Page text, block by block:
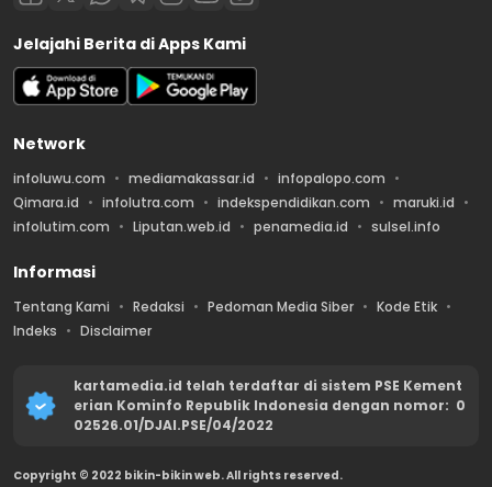
Jelajahi Berita di Apps Kami
Network
infoluwu.com mediamakassar.id
infopalopo.com
Qimara.id
infolutra.com indekspendidikan.com
maruki.id
infolutim.com
Liputan.web.id penamedia.id sulsel.info
Informasi
Tentang Kami Redaksi Pedoman Media Siber
Kode Etik
Indeks
Disclaimer
kartamedia.id telah terdaftar di sistem PSE Kement
erian Kominfo Republik Indonesia dengan nomor: 0
02526.01/DJAI.PSE/04/2022
Copyright © 2022 bikin-bikin web. All rights reserved.